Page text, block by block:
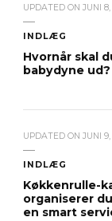
UPDATED ON JUNI
INDLÆG
Hvornår skal
babydyne ud?
UPDATED ON JUNI
INDLÆG
Køkkenrulle-
organiserer
en smart